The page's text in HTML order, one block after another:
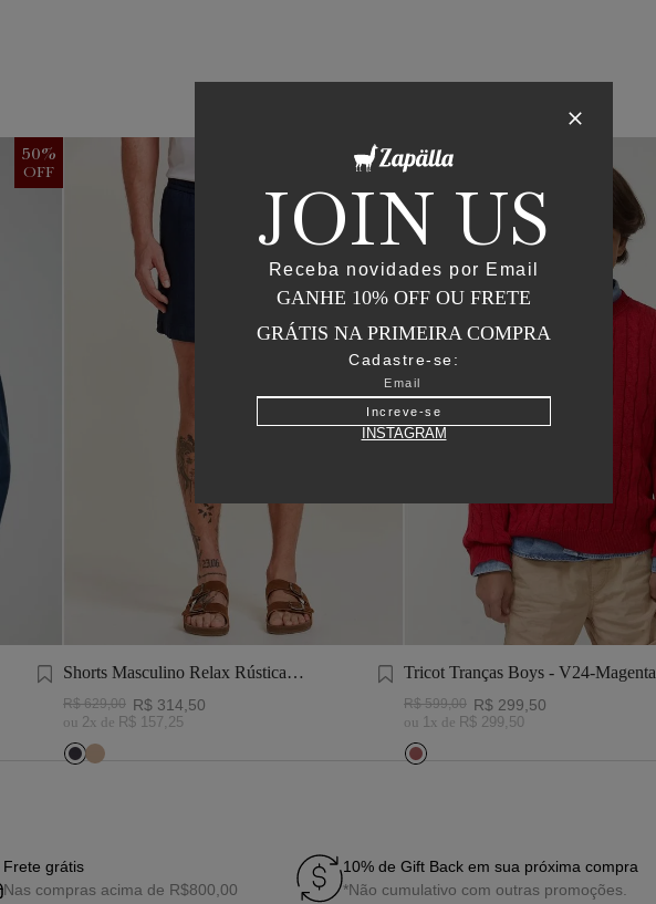
50%
OFF
Shorts Masculino Relax Rústica
50%
OFF
R$ 629,00 R$ 314 50
ou 2x de R$ 157 25
Tricot Tranças Boys - V24-Magenta
R$ 599,00 R$ 299 50
ou 1 x de R$ 299 50
Frete grátis
Nas compras acima de R$800,00
10% de Gift Back em sua próxima compra
*Não cumulativo com outras promoções.
JOIN US
Receba novidades por Email
GANHE 10% OFF OU FRETE
GRÁTIS NA PRIMEIRA COMPRA
Cadastre-se:
Increve-se
INSTAGRAM